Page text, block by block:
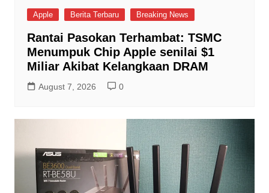
Apple Berita Terbaru Breaking News
Rantai Pasokan Terhambat: TSMC
Menumpuk Chip Apple senilai $1
Miliar Akibat Kelangkaan DRAM
August 7, 2026 0